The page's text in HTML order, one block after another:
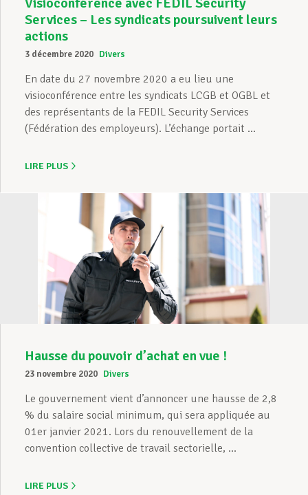
Services – Les syndicats poursuivent leurs
actions
3 décembre 2020 Divers
En date du 27 novembre 2020 a eu lieu une
visioconférence entre les syndicats LCGB et OGBL et
des représentants de la FEDIL Security Services
(Fédération des employeurs). L’échange portait ...
LIRE PLUS
Hausse du pouvoir d’achat en vue !
23 novembre 2020 Divers
Le gouvernement vient d’annoncer une hausse de 2,8
% du salaire social minimum, qui sera appliquée au
01er janvier 2021. Lors du renouvellement de la
convention collective de travail sectorielle, ...
LIRE PLUS